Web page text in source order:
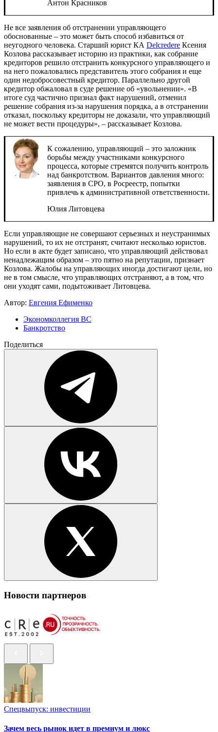
Антон Красников
Не все заявления об отстранении управляющего
обоснованные – это может быть способ избавиться от
неугодного человека. Старший юрист КА Delcredere Ксения
Козлова рассказывает историю из практики, как собрание
кредиторов решило отстранить конкурсного управляющего и
на него пожаловались представитель этого собрания и еще
один недобросовестный кредитор. Параллельно другой
кредитор обжаловал в суде решение об «увольнении». «В
итоге суд частично признал факт нарушений, отменил
решение собрания из-за нарушения порядка, а в отстранении
отказал, поскольку кредиторы не доказали, что управляющий
не может вести процедуры», – рассказывает Козлова.
К сожалению, управляющий – это заложник
борьбы между участниками конкурсного
процесса, которые стремятся получить контроль
над банкротством. Вариантов давления много:
заявления в СРО, в Росреестр, попытки
привлечь к административной ответственности.
Юлия Литовцева
Если управляющие не совершают серьезных и неустранимых
нарушений, то их не отстранят, считают несколько юристов.
Но если в акте будет записано, что управляющий действовал
ненадлежащим образом – это пятно на репутации, признает
Козлова. Жалобы на управляющих иногда достигают цели, но
не в том смысле, что управляющих отстраняют, а в том, что
они уходят сами, подытоживает Литовцева.
Автор: Евгения Ефименко
Экономколлегия ВС
Банкротство
Поделиться
Новости партнеров
Спецвыпуск: инвестиции
Зачем весь рынок идет в премиум и люкс